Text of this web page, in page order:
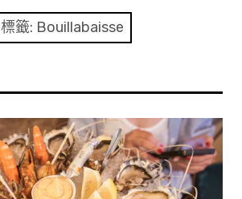
child
menu
child
child
child
menu
child
child
menu
child
child
menu
標籤: Bouillabaisse